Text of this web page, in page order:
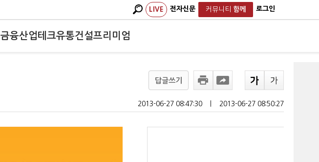
LIVE 전자신문 커뮤니티 함께 로그인
금융산업테크유통건설프리미엄
답글쓰기
2013-06-27 08:47:30 2013-06-27 08:50:27